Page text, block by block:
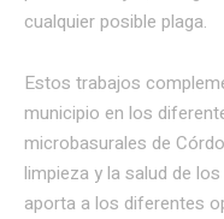
cualquier posible plaga.
Estos trabajos
municipio en los
microbasurales de
limpieza y la salud de
aporta a los diferentes